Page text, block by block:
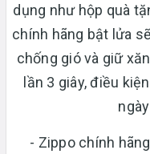
dụng như hộp quà
chính hãng bật lửa
chống gió và giữ
lần 3 giây, điều
- Zippo chính